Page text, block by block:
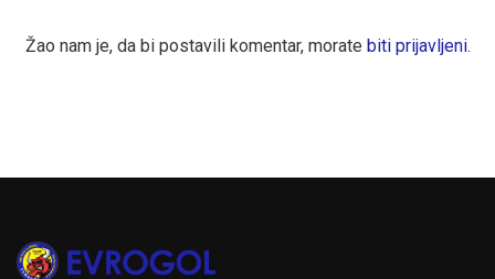
Žao nam je, da bi postavili komentar, morate biti prijavljeni.